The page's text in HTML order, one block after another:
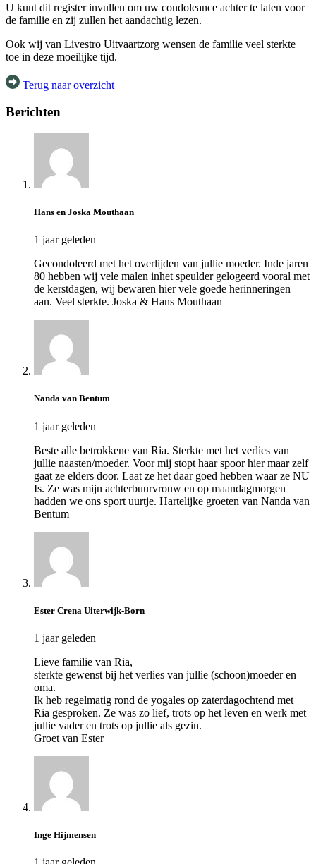
U kunt dit register invullen om uw condoleance achter te laten voor
de familie en zij zullen het aandachtig lezen.
Ook wij van Livestro Uitvaartzorg wensen de familie veel sterkte
toe in deze moeilijke tijd.
Terug naar overzicht
Berichten
Hans en Joska Mouthaan
1 jaar geleden
Gecondoleerd met het overlijden van jullie moeder. Inde jaren
80 hebben wij vele malen inhet speulder gelogeerd vooral met
de kerstdagen, wij bewaren hier vele goede herinneringen
aan. Veel sterkte. Joska & Hans Mouthaan
Nanda van Bentum
1 jaar geleden
Beste alle betrokkene van Ria. Sterkte met het verlies van
jullie naasten/moeder. Voor mij stopt haar spoor hier maar zelf
gaat ze elders door. Laat ze het daar goed hebben waar ze NU
Is. Ze was mijn achterbuurvrouw en op maandagmorgen
hadden we ons sport uurtje. Hartelijke groeten van Nanda van
Bentum
Ester Crena Uiterwijk-Born
1 jaar geleden
Lieve familie van Ria,
sterkte gewenst bij het verlies van jullie (schoon)moeder en
oma.
Ik heb regelmatig rond de yogales op zaterdagochtend met
Ria gesproken. Ze was zo lief, trots op het leven en werk met
jullie vader en trots op jullie als gezin.
Groet van Ester
Inge Hijmensen